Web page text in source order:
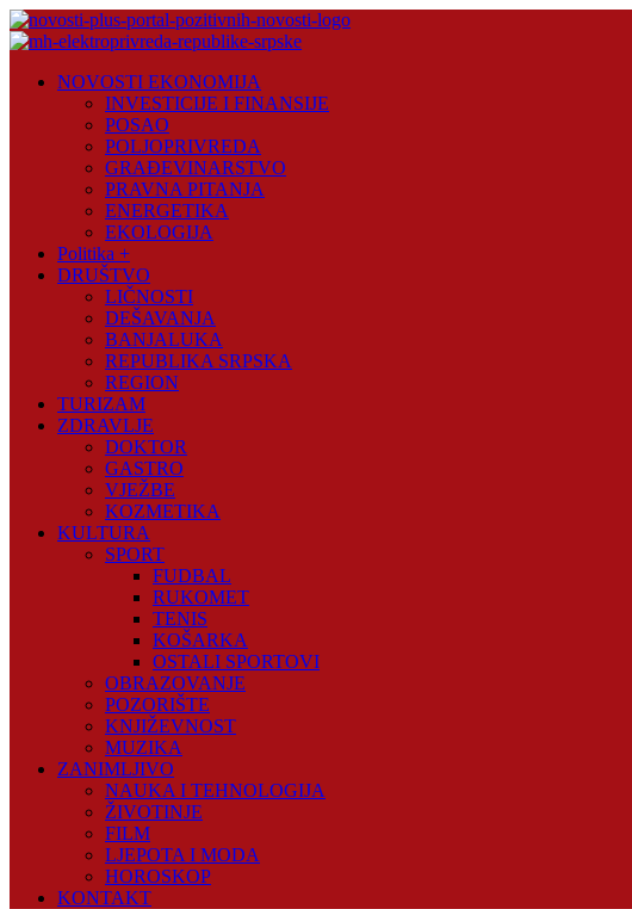
Skip
to
Plus
NOVOSTI EKONOMIJA
INVESTICIJE I FINANSIJE
POSAO
POLJOPRIVREDA
GRAĐEVINARSTVO
PRAVNA PITANJA
ENERGETIKA
EKOLOGIJA
Politika +
DRUŠTVO
LIČNOSTI
DEŠAVANJA
BANJALUKA
REPUBLIKA SRPSKA
REGION
TURIZAM
ZDRAVLJE
DOKTOR
GASTRO
VJEŽBE
KOZMETIKA
KULTURA
SPORT
FUDBAL
RUKOMET
TENIS
KOŠARKA
OSTALI SPORTOVI
OBRAZOVANJE
POZORIŠTE
KNJIŽEVNOST
MUZIKA
ZANIMLJIVO
NAUKA I TEHNOLOGIJA
ŽIVOTINJE
FILM
LJEPOTA I MODA
HOROSKOP
KONTAKT